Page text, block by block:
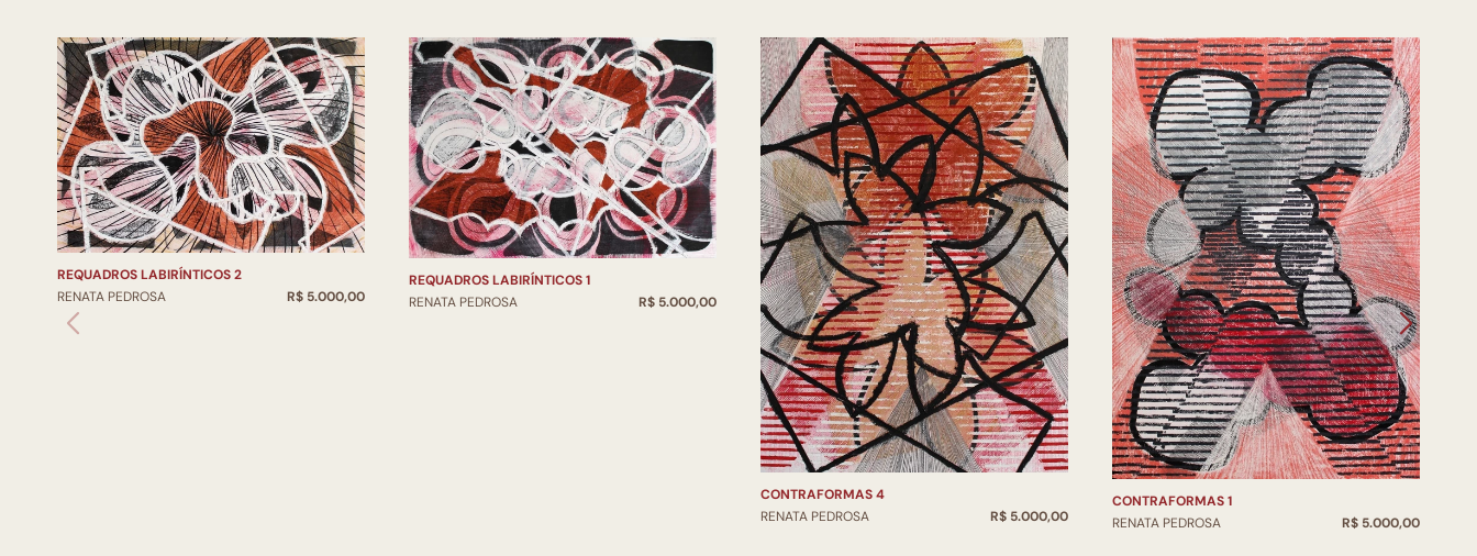
REQUADROS LABIRÍNTICOS 2
RENATA PEDROSA
R$ 5.000,00
REQUADROS LABIRÍNTICOS 1
RENATA PEDROSA
R$ 5.000,00
CONTRAFORMAS 4
RENATA PEDROSA
R$ 5.000,00
CONTRAFORMAS 1
RENATA PEDROSA
R$ 5.000,00